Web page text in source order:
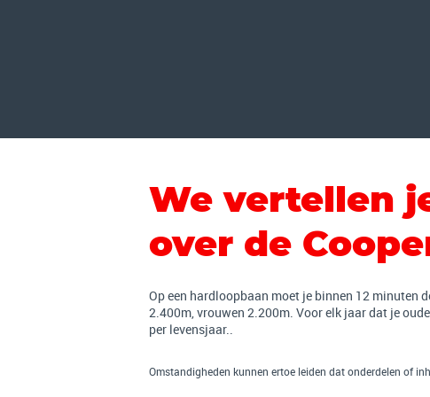
We vertellen
over de
Op een hardloopbaan moet je binnen 12 minuten
2.400m, vrouwen 2.200m. Voor elk jaar dat je
per levensjaar..
Omstandigheden kunnen ertoe leiden dat onderdelen of